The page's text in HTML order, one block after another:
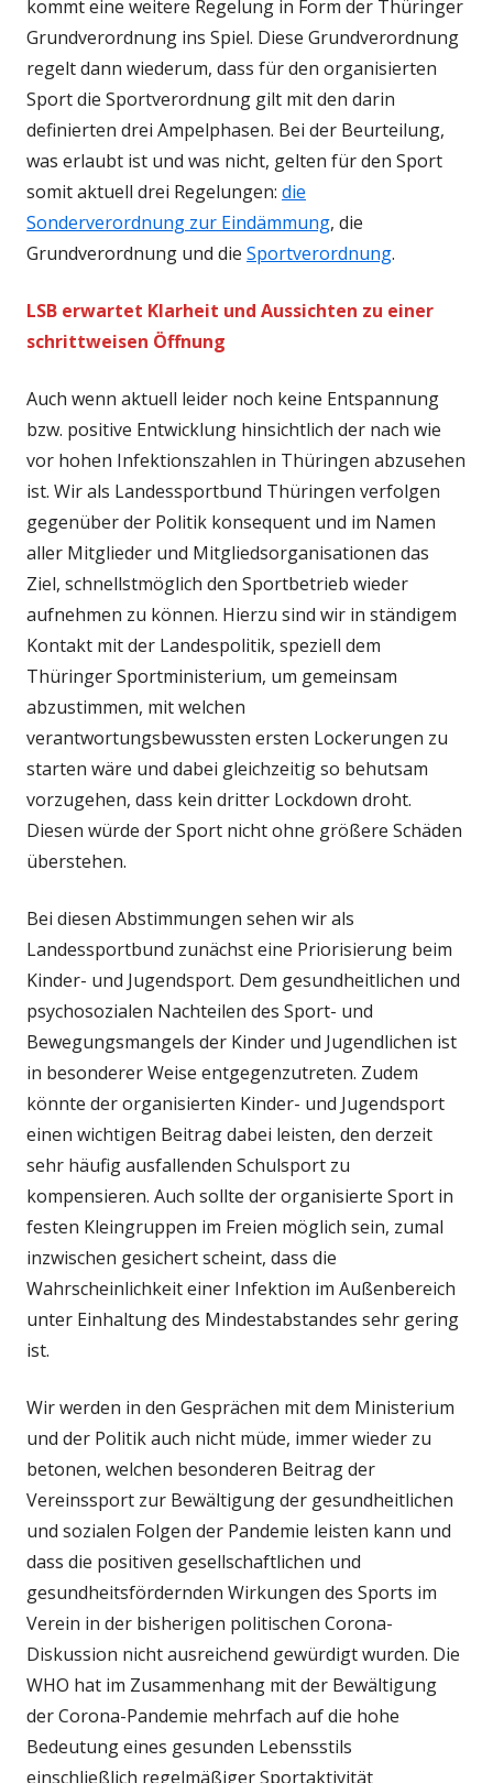
kommt eine weitere Regelung in Form der Thüringer
Grundverordnung ins Spiel. Diese Grundverordnung
regelt dann wiederum, dass für den organisierten
Sport die Sportverordnung gilt mit den darin
definierten drei Ampelphasen. Bei der Beurteilung,
was erlaubt ist und was nicht, gelten für den Sport
somit aktuell drei Regelungen: die
Sonderverordnung zur Eindämmung, die
Grundverordnung und die Sportverordnung.
LSB erwartet Klarheit und Aussichten zu einer
schrittweisen Öffnung
Auch wenn aktuell leider noch keine Entspannung
bzw. positive Entwicklung hinsichtlich der nach wie
vor hohen Infektionszahlen in Thüringen abzusehen
ist. Wir als Landessportbund Thüringen verfolgen
gegenüber der Politik konsequent und im Namen
aller Mitglieder und Mitgliedsorganisationen das
Ziel, schnellstmöglich den Sportbetrieb wieder
aufnehmen zu können. Hierzu sind wir in ständigem
Kontakt mit der Landespolitik, speziell dem
Thüringer Sportministerium, um gemeinsam
abzustimmen, mit welchen
verantwortungsbewussten ersten Lockerungen zu
starten wäre und dabei gleichzeitig so behutsam
vorzugehen, dass kein dritter Lockdown droht.
Diesen würde der Sport nicht ohne größere Schäden
überstehen.
Bei diesen Abstimmungen sehen wir als
Landessportbund zunächst eine Priorisierung beim
Kinder- und Jugendsport. Dem gesundheitlichen und
psychosozialen Nachteilen des Sport- und
Bewegungsmangels der Kinder und Jugendlichen ist
in besonderer Weise entgegenzutreten. Zudem
könnte der organisierten Kinder- und Jugendsport
einen wichtigen Beitrag dabei leisten, den derzeit
sehr häufig ausfallenden Schulsport zu
kompensieren. Auch sollte der organisierte Sport in
festen Kleingruppen im Freien möglich sein, zumal
inzwischen gesichert scheint, dass die
Wahrscheinlichkeit einer Infektion im Außenbereich
unter Einhaltung des Mindestabstandes sehr gering
ist.
Wir werden in den Gesprächen mit dem Ministerium
und der Politik auch nicht müde, immer wieder zu
betonen, welchen besonderen Beitrag der
Vereinssport zur Bewältigung der gesundheitlichen
und sozialen Folgen der Pandemie leisten kann und
dass die positiven gesellschaftlichen und
gesundheitsfördernden Wirkungen des Sports im
Verein in der bisherigen politischen Corona-
Diskussion nicht ausreichend gewürdigt wurden. Die
WHO hat im Zusammenhang mit der Bewältigung
der Corona-Pandemie mehrfach auf die hohe
Bedeutung eines gesunden Lebensstils
einschließlich regelmäßiger Sportaktivität